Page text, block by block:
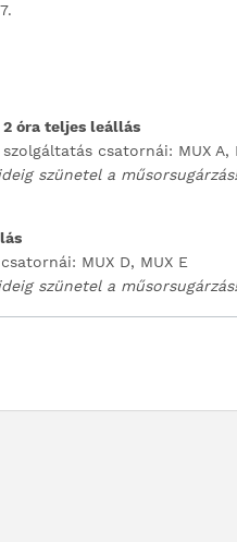
2 óra teljes leállás
csatornái: MUX A,
szünetel a műsorsugárzás!
MUX D, MUX E
szünetel a műsorsugárzás!